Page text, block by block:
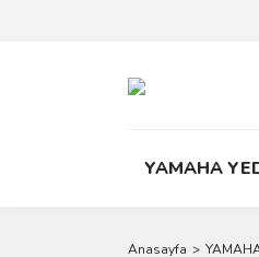
YAMAHA
Anasayfa